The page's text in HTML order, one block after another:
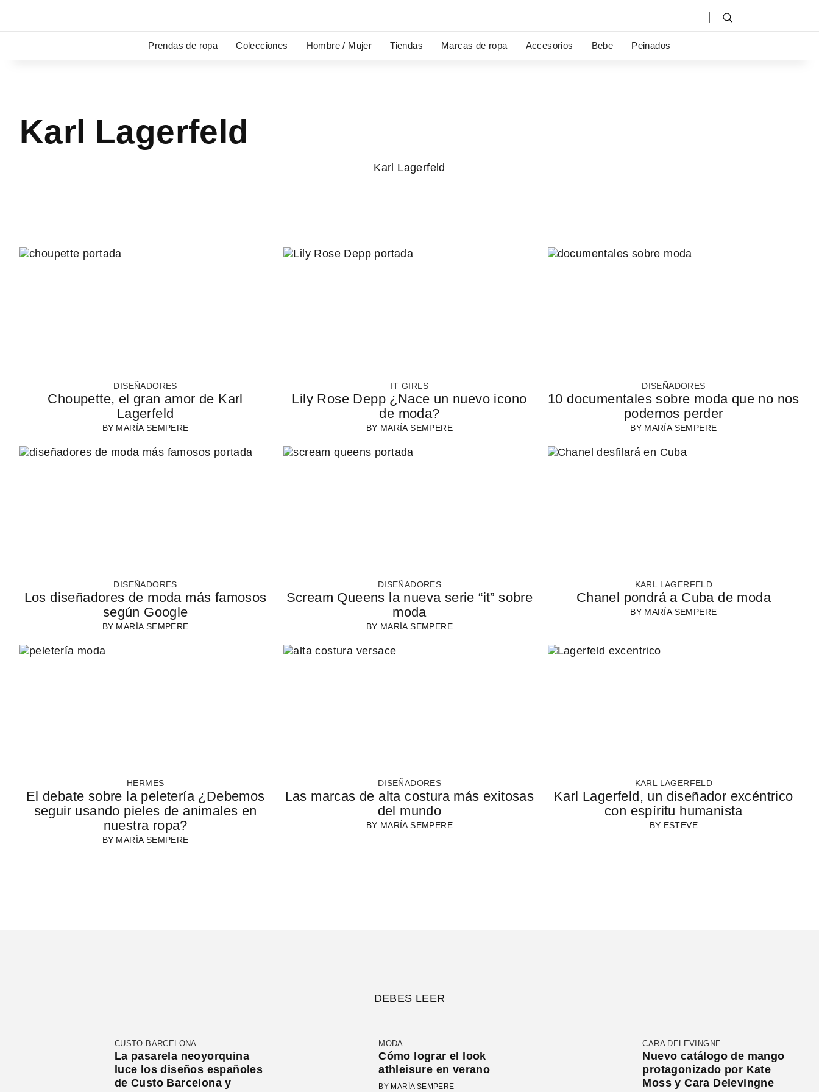
contenido
Prendas de ropa Colecciones Hombre / Mujer Tiendas Marcas de ropa Accesorios Bebe Peinados
Karl Lagerfeld
Karl Lagerfeld
DISEÑADORES
Choupette, el gran amor de Karl
Lagerfeld
BY MARÍA SEMPERE
IT GIRLS
Lily Rose Depp ¿Nace un nuevo icono
de moda?
BY MARÍA SEMPERE
DISEÑADORES
10 documentales sobre moda que no nos
podemos perder
BY MARÍA SEMPERE
DISEÑADORES
Los diseñadores de moda más famosos
según Google
BY MARÍA SEMPERE
DISEÑADORES
Scream Queens la nueva serie “it” sobre
moda
BY MARÍA SEMPERE
KARL LAGERFELD
Chanel pondrá a Cuba de moda
BY MARÍA SEMPERE
HERMES
El debate sobre la peletería ¿Debemos
seguir usando pieles de animales en
nuestra ropa?
BY MARÍA SEMPERE
DISEÑADORES
Las marcas de alta costura más exitosas
del mundo
BY MARÍA SEMPERE
KARL LAGERFELD
Karl Lagerfeld, un diseñador excéntrico
con espíritu humanista
BY ESTEVE
DEBES LEER
CUSTO BARCELONA
La pasarela neoyorquina
luce los diseños españoles
de Custo Barcelona y
MODA
Cómo lograr el look
athleisure en verano
BY MARÍA SEMPERE
CARA DELEVINGNE
Nuevo catálogo de mango
protagonizado por Kate
Moss y Cara Delevingne